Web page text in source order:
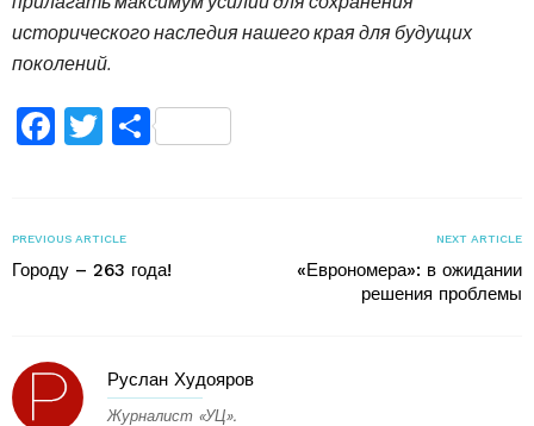
исторического наследия нашего края для будущих
поколений.
Facebook
TwitterПоділитися
PREVIOUS ARTICLE
Городу – 263 года!
NEXT ARTICLE
«Еврономера»: в ожидании
решения проблемы
Руслан Худояров
Журналист «УЦ».